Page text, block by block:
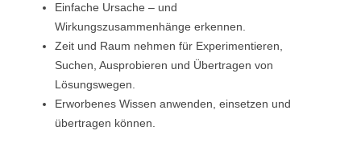
Einfache Ursache – und
Wirkungszusammenhänge erkennen.
Zeit und Raum nehmen für Experimentieren,
Suchen, Ausprobieren und Übertragen von
Lösungswegen.
Erworbenes Wissen anwenden, einsetzen und
übertragen können.